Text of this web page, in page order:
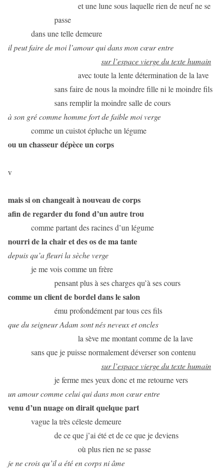
et une lune sous laquelle rien de neuf ne se
passe
dans une telle demeure
il peut faire de moi l’amour qui dans mon cœur entre
sur l’espace vierge du texte humain
avec toute la lente détermination de la lave
sans faire de nous la moindre fille ni le moindre fils
sans remplir la moindre salle de cours
à son gré comme homme fort de faible moi verge
comme un cuistot épluche un légume
ou un chasseur dépèce un corps
v
mais si on changeait à nouveau de corps
afin de regarder du fond d’un autre trou
comme partant des racines d’un légume
nourri de la chair et des os de ma tante
depuis qu’a fleuri la sèche verge
je me vois comme un frère
pensant plus à ses charges qu’à ses cours
comme un client de bordel dans le salon
ému profondément par tous ces fils
que du seigneur Adam sont nés neveux et oncles
la sève me montant comme de la lave
sans que je puisse normalement déverser son contenu
sur l’espace vierge du texte humain
je ferme mes yeux donc et me retourne vers
un amour comme celui qui dans mon cœur entre
venu d’un nuage on dirait quelque part
vague la très céleste demeure
de ce que j’ai été et de ce que je deviens
où plus rien ne se passe
je ne crois qu’il a été en corps ni âme